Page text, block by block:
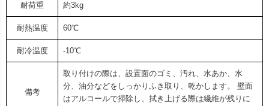
耐荷重 約3kg
耐熱温度 60℃
耐冷温度 -10℃
備考
取り付けの際は、設置面のゴミ、汚れ、水あか、水
分、油分などをしっかりふき取り、乾かします。 壁面
はアルコールで掃除し、拭き上げる際は繊維が残りに